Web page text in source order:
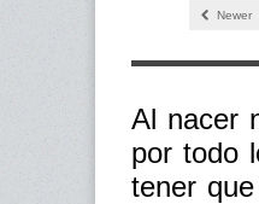
Newer
Al nacer
por todo
tener